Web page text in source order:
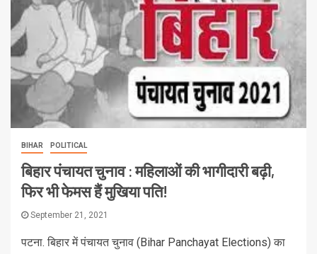
BIHAR POLITICAL
बिहार पंचायत चुनाव : महिलाओं की भागीदारी बढ़ी,
फिर भी फेमस हैं मुखिया पति!
September 21, 2021
पटना. बिहार में पंचायत चुनाव (Bihar Panchayat Elections) का